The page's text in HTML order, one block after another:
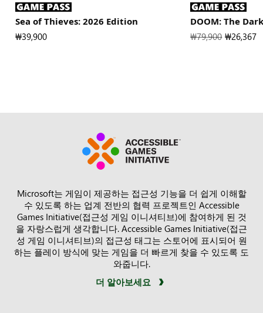
Sea of Thieves: 2026 Edition
새로운 가격은 다음과 같습니다
₩39,900
DOOM: The
정가
₩79,900New Price
₩26,367
Microsoft는 게임이 제공하는 접근성 기능을 더 쉽게 이해할
수 있도록 하는 업계 전반의 협력 프로젝트인 Accessible
Games Initiative(접근성 게임 이니셔티브)에 참여하게 된 것
을 자랑스럽게 생각합니다. Accessible Games Initiative(접근
성 게임 이니셔티브)의 접근성 태그는 스토어에 표시되어 원
하는 플레이 방식에 맞는 게임을 더 빠르게 찾을 수 있도록 도
와줍니다.
더 알아보세요